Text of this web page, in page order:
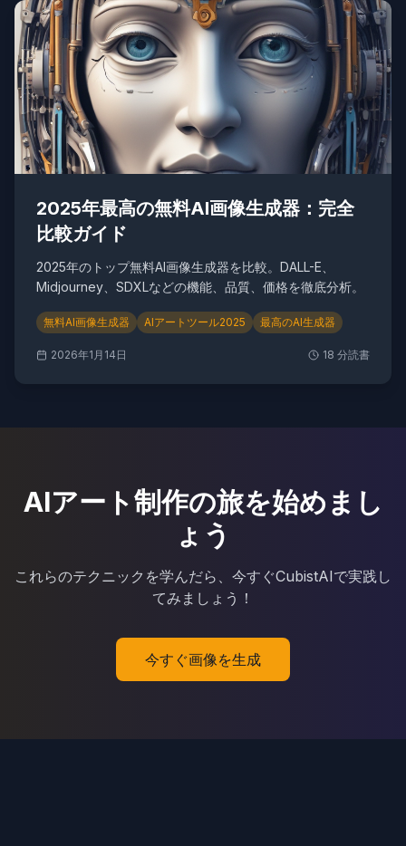
2025年最高の無料AI画像生成器：完全
比較ガイド
2025年のトップ無料AI画像生成器を比較。DALL-E、
Midjourney、SDXLなどの機能、品質、価格を徹底分析。
無料AI画像生成器 AIアートツール2025 最高のAI生成器
2026年1月14日 18 分読書
AIアート制作の旅を始めまし
ょう
これらのテクニックを学んだら、今すぐCubistAIで実践し
てみましょう！
今すぐ画像を生成